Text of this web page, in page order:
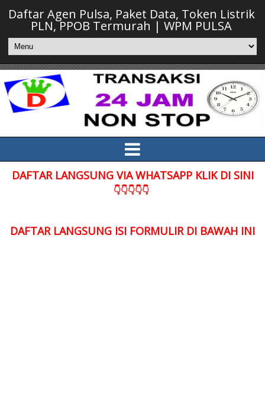
Daftar Agen Pulsa, Paket Data, Token Listrik
PLN, PPOB Termurah | WPM PULSA
DAFTAR LANGSUNG VIA WHATSAPP KLIK DI SINI
👇👇👇👇👇
DAFTAR LANGSUNG ISI FORMULIR DI BAWAH INI